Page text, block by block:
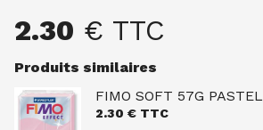
2.30 € TTC
Produits similaires
FIMO SOFT 57G
2.30 € TTC